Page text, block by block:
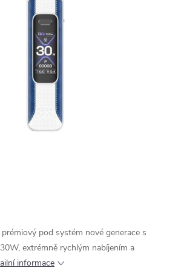
pod systém nové generace s
extrémně rychlým nabíjením a
informace